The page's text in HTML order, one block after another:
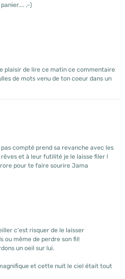
,-)
plaisir de lire ce matin ce commentaire
de mots venu de ton coeur dans un
compté prend sa revanche avec les
et à leur futilité je le laisse filer !
pour te faire sourire Jama
c'est risquer de le laisser
ou même de perdre son fil!
un oeil sur lui.
et cette nuit le ciel était tout